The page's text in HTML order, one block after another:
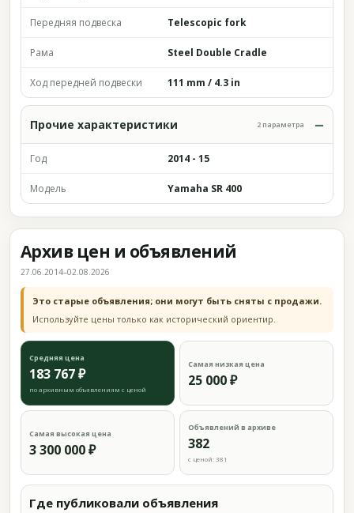
Передняя подвеска Telescopic fork
Рама Steel Double Cradle
Ход передней подвески 111 mm / 4.3 in
Прочие характеристики 2 параметра
Год 2014 - 15
Модель Yamaha SR 400
Архив цен и объявлений
27.06.2014–02.08.2026
Это старые объявления; они могут быть сняты с продажи.
Используйте цены только как исторический ориентир.
Средняя цена
183 767 ₽
по архивным объявлениям с ценой
Самая низкая цена
25 000 ₽
Самая высокая цена
3 300 000 ₽
Объявлений в архиве
382
с ценой: 381
Где публиковали объявления